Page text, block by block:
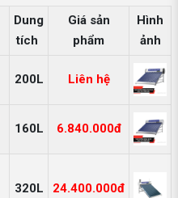
Dung
tích
Giá sản
phẩm
Hình
ảnh
200L Liên hệ
160L 6.840.000đ
320L 24.400.000đ